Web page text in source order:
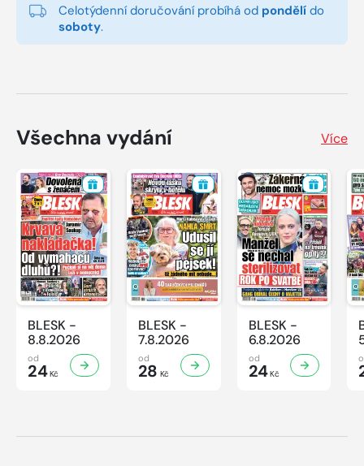
Celotýdenní doručování probíhá od pondělí do
soboty.
Všechna vydání Více
BLESK -
8.8.2026
od
24Kč
BLESK -
7.8.2026
od
28 Kč
BLESK -
6.8.2026
od
24Kč